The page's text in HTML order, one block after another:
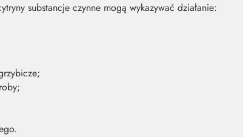
substancje czynne mogą wykazywać działanie: